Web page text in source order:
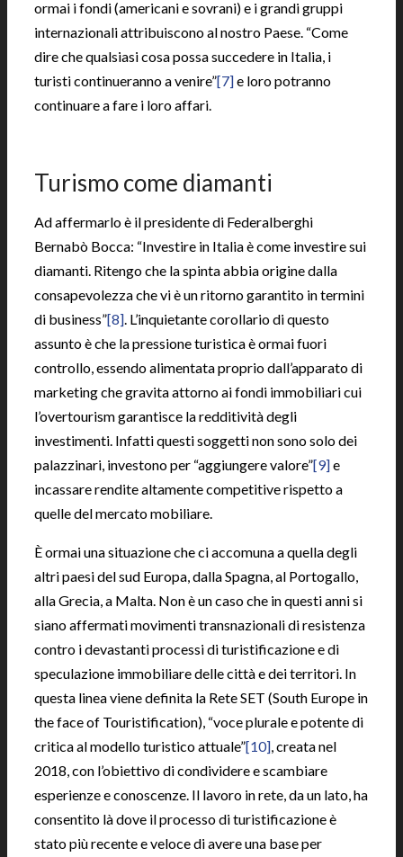
ormai i fondi (americani e sovrani) e i grandi gruppi
internazionali attribuiscono al nostro Paese. “Come
dire che qualsiasi cosa possa succedere in Italia, i
turisti continueranno a venire”[7]e loro potranno
continuare a fare i loro affari.
Turismo come diamanti
Ad affermarlo è il presidente di Federalberghi
Bernabò Bocca: “Investire in Italia è come investire sui
diamanti. Ritengo che la spinta abbia origine dalla
consapevolezza che vi è un ritorno garantito in termini
di business”[8] . L’inquietante corollario di questo
assunto è che la pressione turistica è ormai fuori
controllo, essendo alimentata proprio dall’apparato di
marketing che gravita attorno ai fondi immobiliari cui
l’overtourism garantisce la redditività degli
investimenti. Infatti questi soggetti non sono solo dei
palazzinari, investono per “aggiungere valore”[9]e
incassare rendite altamente competitive rispetto a
quelle del mercato mobiliare.
È ormai una situazione che ci accomuna a quella degli
altri paesi del sud Europa, dalla Spagna, al Portogallo,
alla Grecia, a Malta. Non è un caso che in questi anni si
siano affermati movimenti transnazionali di resistenza
contro i devastanti processi di turistificazione e di
speculazione immobiliare delle città e dei territori. In
questa linea viene definita la Rete SET (South Europe in
the face of Touristification), “voce plurale e potente di
critica al modello turistico attuale”[10] , creata nel
2018, con l’obiettivo di condividere e scambiare
esperienze e conoscenze. Il lavoro in rete, da un lato, ha
consentito là dove il processo di turistificazione è
stato più recente e veloce di avere una base per